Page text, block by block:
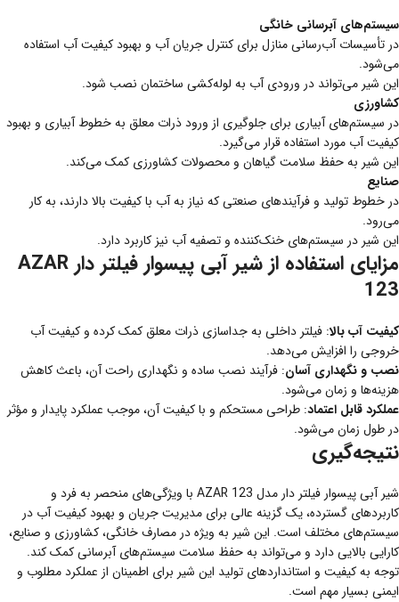
سیستم‌های آبرسانی خانگی
در تأسیسات آب‌رسانی منازل برای کنترل جریان آب و بهبود کیفیت آب استفاده
می‌شود.
این شیر می‌تواند در ورودی آب به لوله‌کشی ساختمان نصب شود.
کشاورزی
در سیستم‌های آبیاری برای جلوگیری از ورود ذرات معلق به خطوط آبیاری و بهبود
کیفیت آب مورد استفاده قرار می‌گیرد.
این شیر به حفظ سلامت گیاهان و محصولات کشاورزی کمک می‌کند.
صنایع
در خطوط تولید و فرآیندهای صنعتی که نیاز به آب با کیفیت بالا دارند، به کار
می‌رود.
این شیر در سیستم‌های خنک‌کننده و تصفیه آب نیز کاربرد دارد.
مزایای استفاده از شیر آبی پیسوار فیلتر دار AZAR
123
کیفیت آب بالا: فیلتر داخلی به جداسازی ذرات معلق کمک کرده و کیفیت آب
خروجی را افزایش می‌دهد.
نصب و نگهداری آسان: فرآیند نصب ساده و نگهداری راحت آن، باعث کاهش
هزینه‌ها و زمان می‌شود.
عملکرد قابل اعتماد: طراحی مستحکم و با کیفیت آن، موجب عملکرد پایدار و مؤثر
در طول زمان می‌شود.
نتیجه‌گیری
شیر آبی پیسوار فیلتر دار مدل AZAR 123 با ویژگی‌های منحصر به فرد و
کاربردهای گسترده، یک گزینه عالی برای مدیریت جریان و بهبود کیفیت آب در
سیستم‌های مختلف است. این شیر به ویژه در مصارف خانگی، کشاورزی و صنایع،
کارایی بالایی دارد و می‌تواند به حفظ سلامت سیستم‌های آبرسانی کمک کند.
توجه به کیفیت و استانداردهای تولید این شیر برای اطمینان از عملکرد مطلوب و
ایمنی بسیار مهم است.